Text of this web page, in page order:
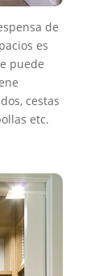
de
es
puede
cestas
etc.